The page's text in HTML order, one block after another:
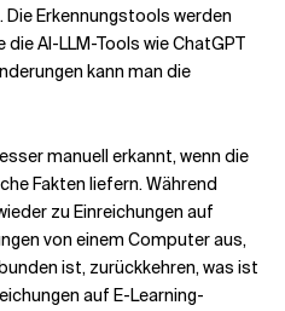
Erkennungstools werden
AI-LLM-Tools wie ChatGPT
kann man die
manuell erkannt, wenn die
Fakten liefern. Während
zu Einreichungen auf
von einem Computer aus,
ist, zurückkehren, was ist
auf E-Learning-